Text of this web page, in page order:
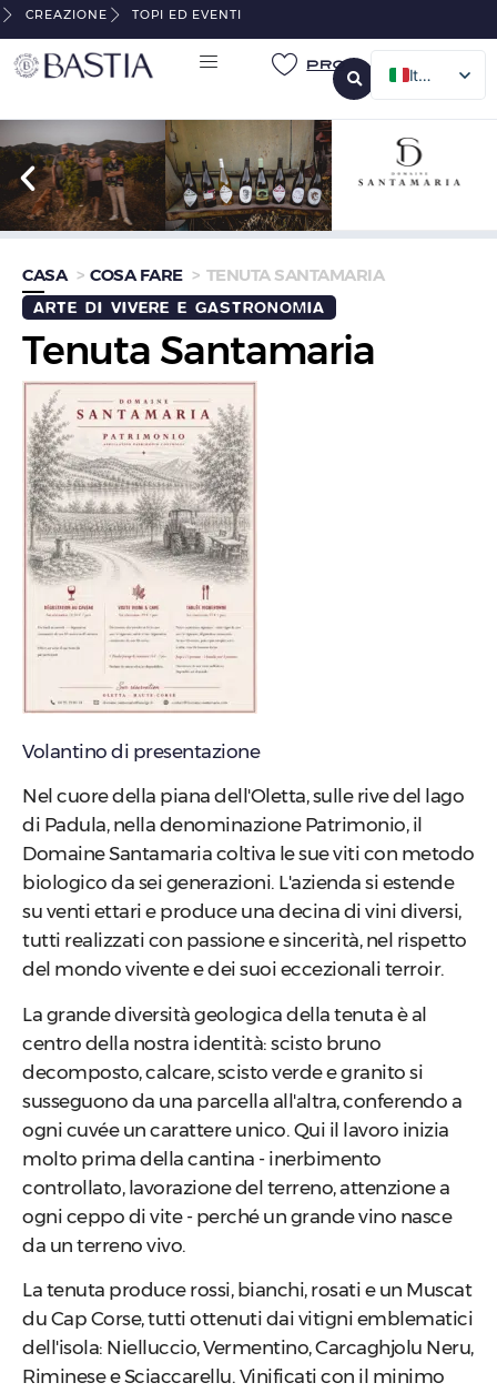
CREAZIONE TOPI ED EVENTI
Pro
Italian
English
German
CASA COSA FARE TENUTA SANTAMARIA
ARTE DI VIVERE E GASTRONOMIA
Tenuta Santamaria
Volantino di presentazione
Nel cuore della piana dell'Oletta, sulle rive del lago
di Padula, nella denominazione Patrimonio, il
Domaine Santamaria coltiva le sue viti con metodo
biologico da sei generazioni. L'azienda si estende
su venti ettari e produce una decina di vini diversi,
tutti realizzati con passione e sincerità, nel rispetto
del mondo vivente e dei suoi eccezionali terroir.
La grande diversità geologica della tenuta è al
centro della nostra identità: scisto bruno
decomposto, calcare, scisto verde e granito si
susseguono da una parcella all'altra, conferendo a
ogni cuvée un carattere unico. Qui il lavoro inizia
molto prima della cantina - inerbimento
controllato, lavorazione del terreno, attenzione a
ogni ceppo di vite - perché un grande vino nasce
da un terreno vivo.
La tenuta produce rossi, bianchi, rosati e un Muscat
du Cap Corse, tutti ottenuti dai vitigni emblematici
dell'isola: Nielluccio, Vermentino, Carcaghjolu Neru,
Riminese e Sciaccarellu. Vinificati con il minimo